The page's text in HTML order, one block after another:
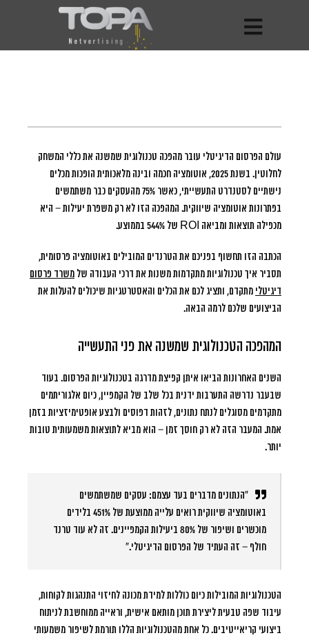
עולם הפרסום הדיגיטלי עובר מהפכה טכנולוגית שמשנה את כללי המשחק
לחלוטין.
בשנת 2025, אוטומציה חכמה ובינה מלאכותית הופכות מכלים
נישתיים לסטנדרט התעשייתי, כאשר 75% מהעסקים כבר משתמשים
בפתרונות אוטומציה שיווקית. המהפכה הזו לא רק משפרת יעילות – היא
מכפילה תוצאות ומביאה ROI של 544% בממוצע.
הכתבה הזו תחשוף בפניכם את הטרנדים המובילים באוטומציה פרסומית,
תסביר איך טכנולוגיות מתקדמות משנות את דרכי העבודה של משרד פרסום
דיגיטלי מתקדם, ותציג לכם את הכלים והאסטרטגיות שיכולים להעלות את
הביצועים שלכם לרמה הבאה.
המהפכה הטכנולוגית שמשנה את פני התעשייה
השנים האחרונות הביאו איתן קפיצת מדרגה בטכנולוגיות הפרסום. בעוד
שבעבר נדרשה התערבות ידנית בכל שלב של הקמפיין, כיום אלגוריתמים
מתקדמים מסוגלים לנתח נתונים, לזהות דפוסים ולבצע אופטימיזציות בזמן
אמת. המעבר הזה לא רק חוסך זמן – הוא מביא לתוצאות משמעותית טובות
יותר.
“הנתונים מדברים בעד עצמם: עסקים שמשתמשים
באוטומציה שיווקית רואים עלייה ממוצעת של 451% בלידים
מוכשרים ושיפור של 80% ביעילות הקמפיינים. זה לא עוד טרנד
חולף – זה העתיד של הפרסום הדיגיטלי.”
הטכנולוגיות המובילות כיום כוללות למידת מכונה לחיזוי התנהגות לקוחות,
עיבוד שפה טבעית ליצירת תוכן מותאם אישית, וראייה ממוחשבת לניתוח
ביצועי קריאייטיבים. כל אחת מהטכנולוגיות הללו תורמת לשיפור משמעותי